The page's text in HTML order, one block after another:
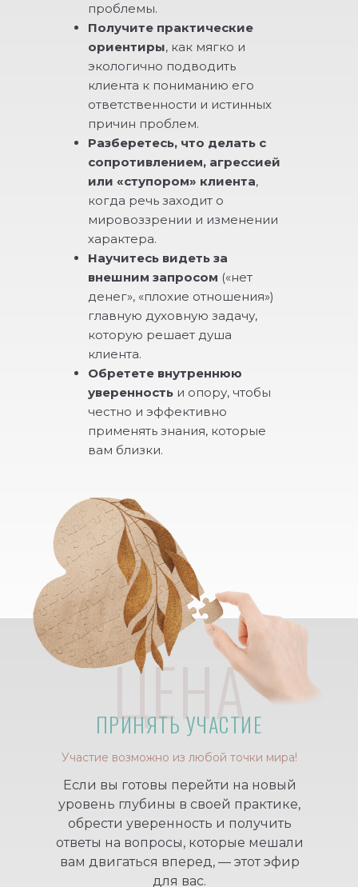
проблемы.
Получите практические
ориентиры, как мягко и
экологично подводить
клиента к пониманию его
ответственности и истинных
причин проблем.
Разберетесь, что делать с
сопротивлением, агрессией
или «ступором» клиента,
когда речь заходит о
мировоззрении и изменении
характера.
Научитесь видеть за
внешним запросом («нет
денег», «плохие отношения»)
главную духовную задачу,
которую решает душа
клиента.
Обретете внутреннюю
уверенность и опору, чтобы
честно и эффективно
применять знания, которые
вам близки.
ЦЕНА
ПРИНЯТЬ УЧАСТИЕ
Участие возможно из любой точки мира!
Если вы готовы перейти на новый
уровень глубины в своей практике,
обрести уверенность и получить
ответы на вопросы, которые мешали
вам двигаться вперед, — этот эфир
для вас.